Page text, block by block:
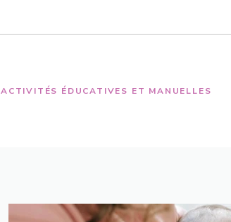
ACTIVITÉS ÉDUCATIVES ET MANUELLES